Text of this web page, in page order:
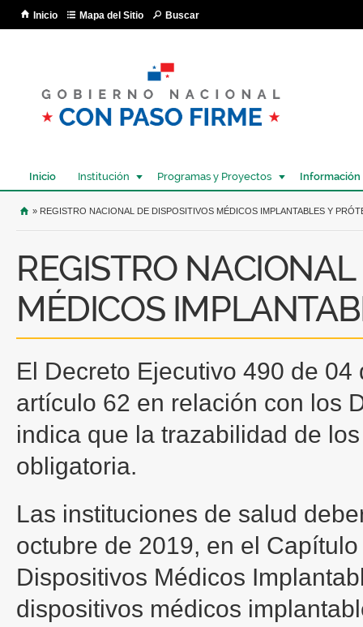
Inicio Mapa del Sitio Buscar
Inicio Institución Programas y Proyectos Información
USTED SE ENCUENTRA AQUÍ
» REGISTRO NACIONAL DE DISPOSITIVOS MÉDICOS IMPLANTABLES Y
REGISTRO
MÉDICOS
El Decreto Ejecutivo 490 de
artículo 62 en relación con los
indica que la trazabilidad de
obligatoria.
Las instituciones de salud
octubre de 2019, en el
Dispositivos Médicos
dispositivos médicos